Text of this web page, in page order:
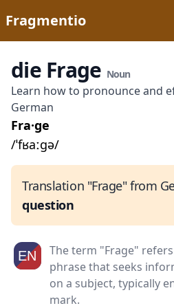
Fragmentio
die Frage Noun
Learn how to pronounce and
German
Fra·ge
/ˈfʁaːɡə/
Translation "Frage" from
question
The term "Frage"
phrase that seeks
on a subject, typically
mark.